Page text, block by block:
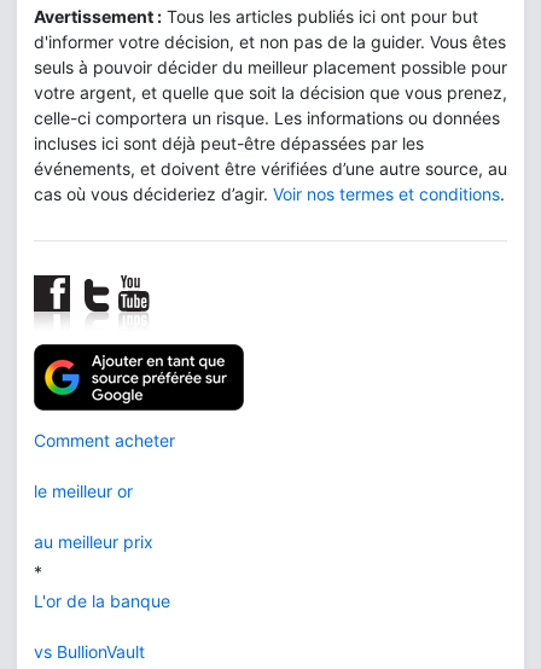
Avertissement : Tous les articles publiés ici ont pour but
d'informer votre décision, et non pas de la guider. Vous êtes
seuls à pouvoir décider du meilleur placement possible pour
votre argent, et quelle que soit la décision que vous prenez,
celle-ci comportera un risque. Les informations ou données
incluses ici sont déjà peut-être dépassées par les
événements, et doivent être vérifiées d’une autre source, au
cas où vous décideriez d’agir. Voir nos termes et conditions.
Comment acheter
le meilleur or
au meilleur prix
*
L'or de la banque
vs BullionVault